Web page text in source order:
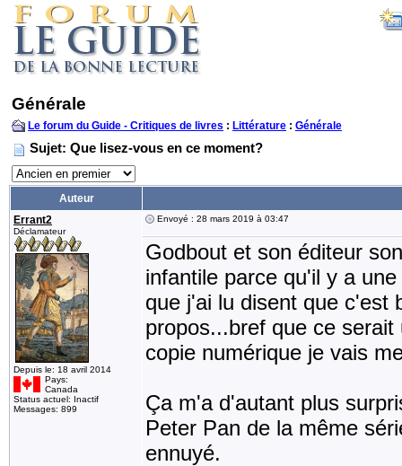
Générale
Le forum du Guide - Critiques de livres : Littérature : Générale
Sujet: Que lisez-vous en ce moment?
Auteur
Errant2
Déclamateur
Depuis le: 18 avril 2014
Pays:
Canada
Status actuel: Inactif
Messages: 899
Envoyé : 28 mars 2019 à 03:47
Godbout et son éditeur
infantile parce qu'il y a
que j'ai lu disent que c'est
propos...bref que ce
copie numérique je vais
Ça m'a d'autant plus
Peter Pan de la même
ennuyé.